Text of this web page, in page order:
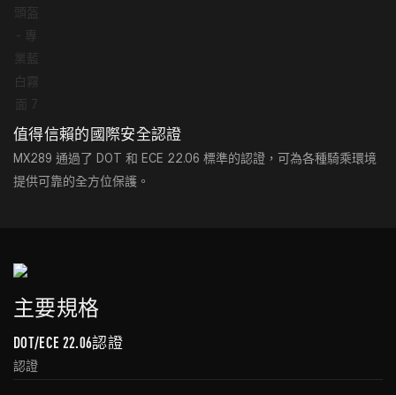
值得信賴的國際安全認證
MX289 通過了 DOT 和 ECE 22.06 標準的認證，可為各種騎乘環境
提供可靠的全方位保護。
主要規格
DOT/ECE 22.06認證
認證